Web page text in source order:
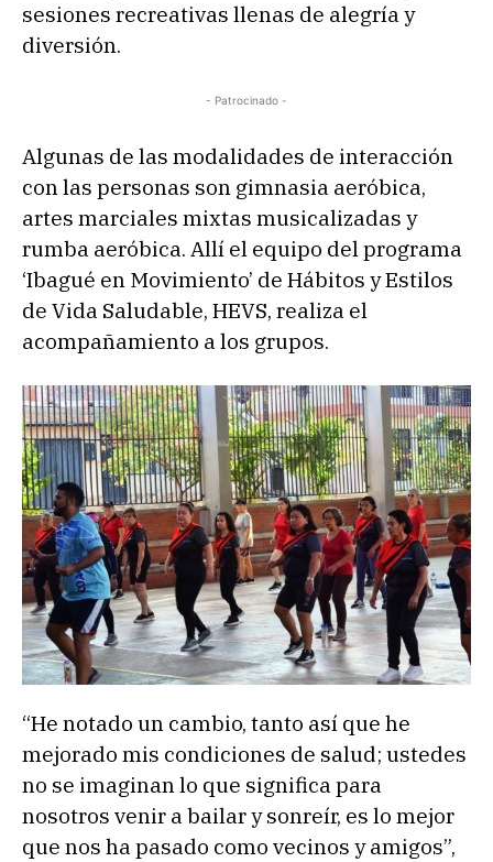
sesiones recreativas llenas de alegría y
diversión.
- Patrocinado -
Algunas de las modalidades de interacción
con las personas son gimnasia aeróbica,
artes marciales mixtas musicalizadas y
rumba aeróbica. Allí el equipo del programa
‘Ibagué en Movimiento’ de Hábitos y Estilos
de Vida Saludable, HEVS, realiza el
acompañamiento a los grupos.
“He notado un cambio, tanto así que he
mejorado mis condiciones de salud; ustedes
no se imaginan lo que significa para
nosotros venir a bailar y sonreír, es lo mejor
que nos ha pasado como vecinos y amigos”,